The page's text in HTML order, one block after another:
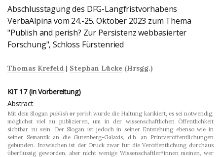
Abschlusstagung des DFG-Langfristvorhabens
VerbaAlpina vom 24.-25. Oktober 2023 zum Thema
"Publish and perish? Zur Persistenz webbasierter
Forschung", Schloss Fürstenried
Thomas Krefeld | Stephan Lücke (Hrsgg.)
KiT 17 (in Vorbereitung)
Abstract
Mit dem Slogan publish orperishwurde die Haltung karikiert, es sei notwendig,
möglichst viel zu publizieren, um in der wissenschaftlichen Öffentlichkeit
sichtbar zu sein. Der Slogan ist jedoch in seiner Entstehung ebenso wie in
seiner Semantik an die Gutenberg-Galaxis, d.h. an Printveröffentlichungen
gebunden. Inzwischen ist der Druck zwar für die Veröffentlichung durchaus
überflüssig geworden, aber nicht wenige Wissenschaftler*innen meinen, wer